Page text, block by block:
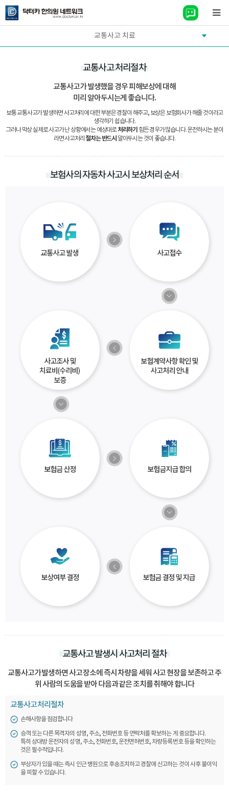
교통사고 치료
교통사고 처리절차
교통사고가 발생했을 경우 피해보상에 대해
미리 알아두시는게 좋습니다.
보통 교통사고가 발생하면 사고처리에 대한 부분은 경찰이 해주고, 보상은 보험회사가 해줄 것이라고
생각하기 쉽습니다.
그러나 막상 실제로 사고가 난 상황에서는 예상대로처리하기 힘든 경우가 많습니다. 운전하시는 분이
라면 사고처리절차는 반드시 알아두시는 것이 좋습니다.
보험사의 자동차 사고시 보상처리 순서
교통사고 발생시 사고처리 절차
교통사고가 발생하면 사고 장소에 즉시 차량을 세워 사고 현장을 보존하고 주
위 사람의 도움을 받아 다음과 같은 조치를 취해야 합니다
교통사고 처리절차
손해사항을 점검합니다
승객 또는 다른 목격자의 성명, 주소, 전화번호 등 연락처를 확보하는 게 중요합니다.
특히 상대방 운전자의 성명, 주소, 전화번호, 운전면허번호, 차량등록번호 등을 확인하는
것은 필수적입니다.
부상자가 있을 때는 즉시 인근 병원으로 후송조치하고 경찰에 신고하는 것이 사후 불이익
을 피할 수 있습니다.